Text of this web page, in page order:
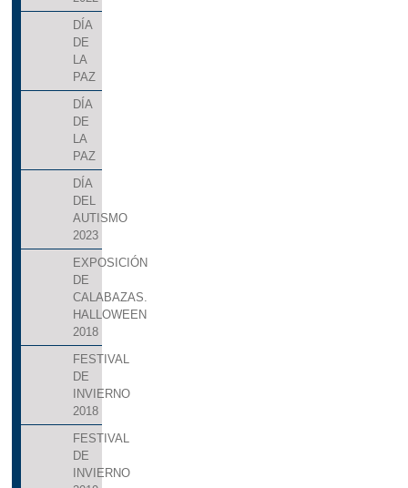
DÍA
DE
LA
PAZ
DÍA
DE
LA
PAZ
DÍA
DEL
AUTISMO
2023
EXPOSICIÓN
DE
CALABAZAS.
HALLOWEEN
2018
FESTIVAL
DE
INVIERNO
2018
FESTIVAL
DE
INVIERNO